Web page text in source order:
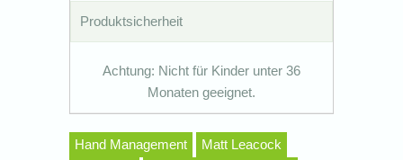
Produktsicherheit
Achtung: Nicht für Kinder unter 36
Monaten geeignet.
Hand Management
Matt Leacock